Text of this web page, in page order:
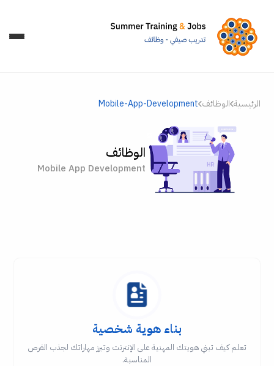
الرئيسية الوظائف Mobile-App-Development
الوظائف
Mobile App Development
بناء هوية شخصية
تعلم كيف تبني هويتك المهنية على الإنترنت وتبرز مهاراتك لجذب الفرص
المناسبة.